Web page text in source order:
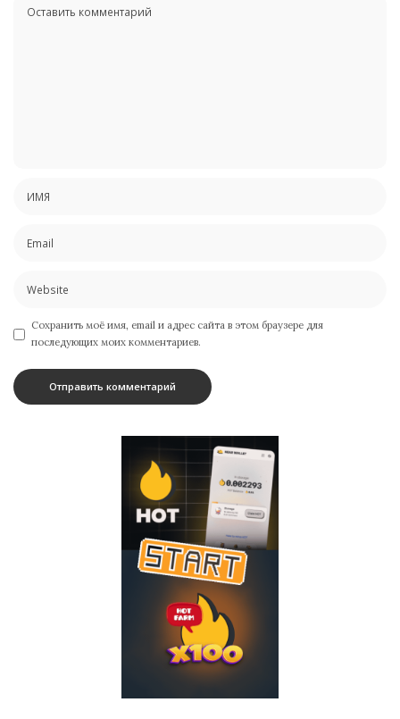
Сохранить моё имя, email и адрес сайта в этом браузере для
последующих моих комментариев.